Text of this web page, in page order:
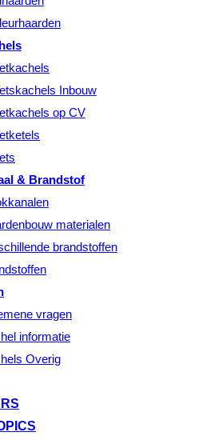
Inbouw
op CV
& Brandstof
materialen
brandstoffen
vragen
informatie
Overig